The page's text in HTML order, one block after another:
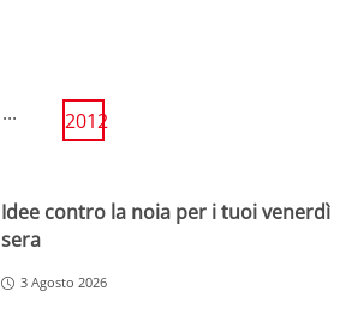
... 2012
Idee contro la noia per i tuoi venerdì
sera
3 Agosto 2026